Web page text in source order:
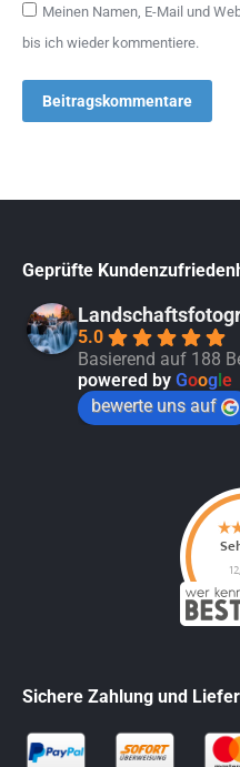
Meinen Namen, E-Mail und
bis ich wieder kommentiere.
Beitragskommentare
Geprüfte
5.0
Basierend auf 188
powered by Google
bewerte uns auf
Sichere Zahlung und